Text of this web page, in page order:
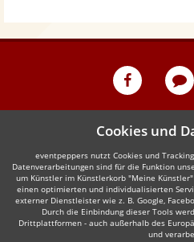
Facebook
Impressum •
Mehr
Cookies und
eventpeppers nutzt Cookies und
Datenverarbeitungen sind für die Funktion
um Künstler im Künstlerkorb "Meine
einen optimierten und individualisierten
externer Dienstleister wie z. B. Google,
Durch die Einbindung dieser Tools
Drittplattformen - auch außerhalb des
und